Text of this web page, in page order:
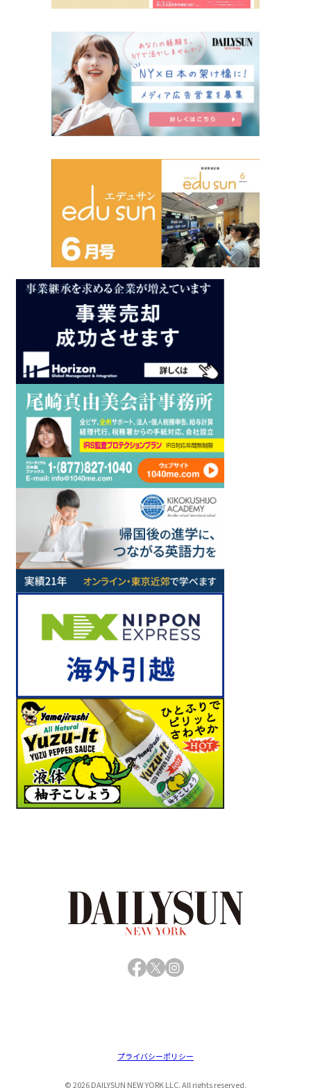
Facebook
X Instagram
© 2026 DAILYSUN NEW YORK LLC. All rights reserved.
プライバシーポリシー